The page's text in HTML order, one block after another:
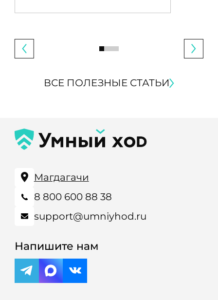
ВСЕ ПОЛЕЗНЫЕ СТАТЬИ
Магдагачи
8 800 600 88 38
support@umniyhod.ru
Напишите нам